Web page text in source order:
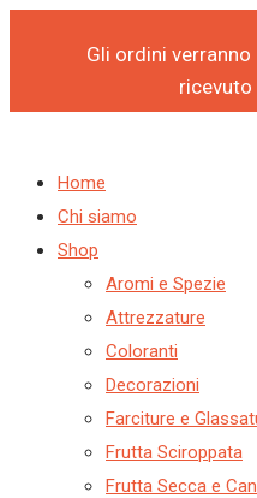
Gli ordini
ricevuto
Vai
Home
Chi siamo
Shop
Aromi e Spezie
Attrezzature
Coloranti
Decorazioni
Farciture e
Frutta Sciroppata
Frutta Secca e
Products
Products